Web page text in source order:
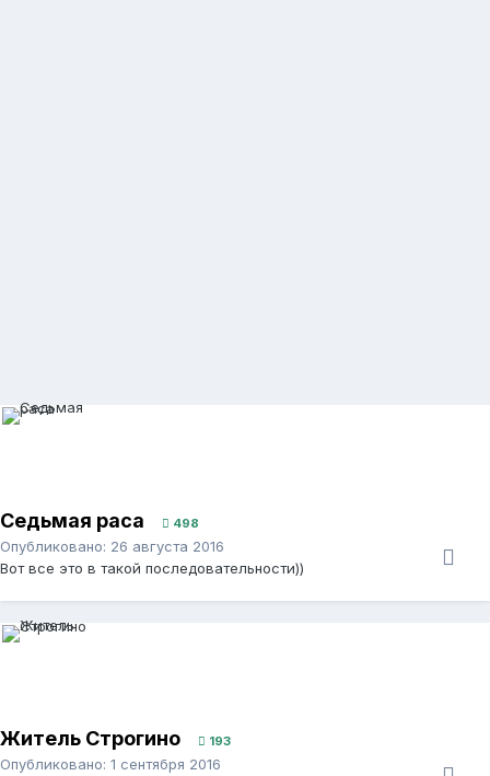
Седьмая раса 498
Опубликовано: 26 августа 2016
Вот все это в такой последовательности))
Житель Строгино 193
Опубликовано: 1 сентября 2016